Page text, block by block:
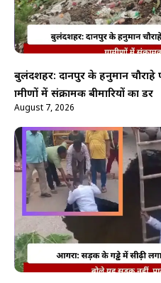
बुलंदशहर: दानपुर के हनुमान
ग्रामीणों में संक्रामक बीमारियों का डर
August 7, 2026